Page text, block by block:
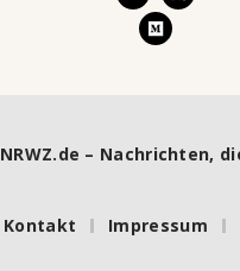
NRWZ.de – Nachrichten,
Kontakt Impressum